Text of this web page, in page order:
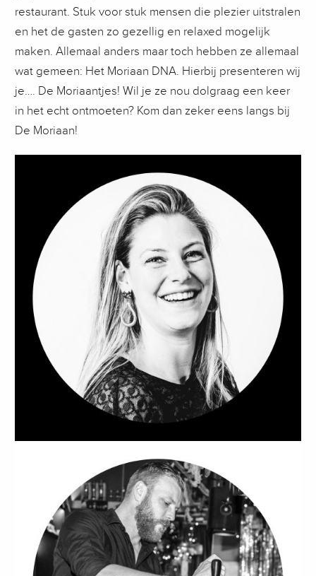
restaurant. Stuk voor stuk mensen die plezier uitstralen
en het de gasten zo gezellig en relaxed mogelijk
maken. Allemaal anders maar toch hebben ze allemaal
wat gemeen: Het Moriaan DNA. Hierbij presenteren wij
je…. De Moriaantjes! Wil je ze nou dolgraag een keer
in het echt ontmoeten? Kom dan zeker eens langs bij
De Moriaan!